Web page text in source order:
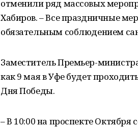
отменили ряд массовых
Хабиров. – Все праздничные
обязательным соблюдением
Заместитель Премьер-
как 9 мая в Уфе будет
Дня Победы.
– В 10:00 на проспекте